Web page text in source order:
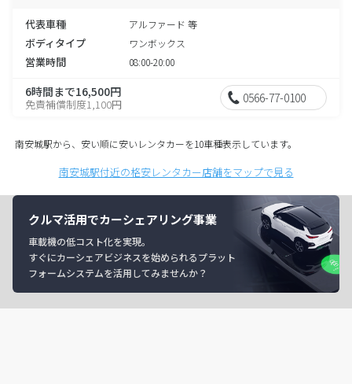
代表車種 アルファード 等
ボディタイプ ワンボックス
営業時間 08:00-20:00
6時間まで16,500円
免責補償制度1,100円 0566-77-0100
南安城駅から、安い順に安いレンタカーを10車種表示しています。
南安城駅付近の格安レンタカー店舗をマップで見る
クルマ活用でカーシェアリング事業
車載機の低コスト化を実現。
すぐにカーシェアビジネスを始められるプラット
フォームシステムを活用してみませんか？